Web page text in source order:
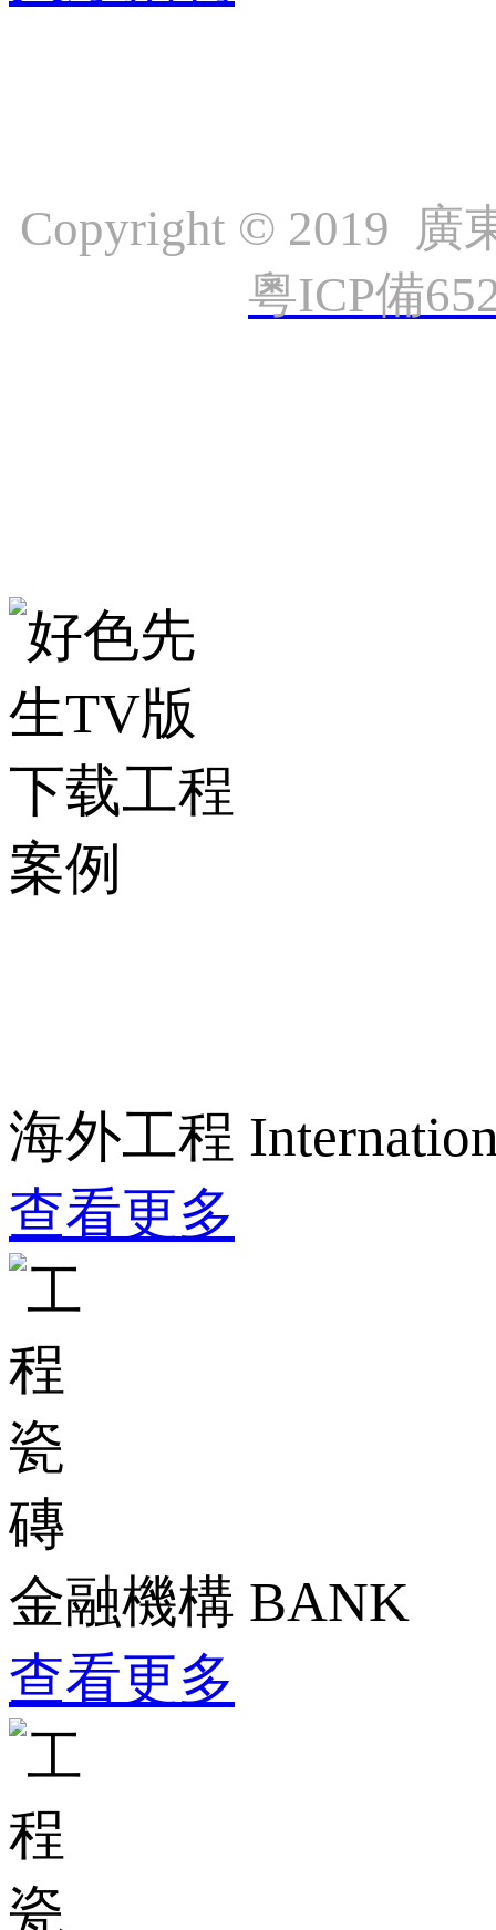
Copyright © 2019
粵ICP備
海外工程
查看更多
金融機構 BANK
查看更多